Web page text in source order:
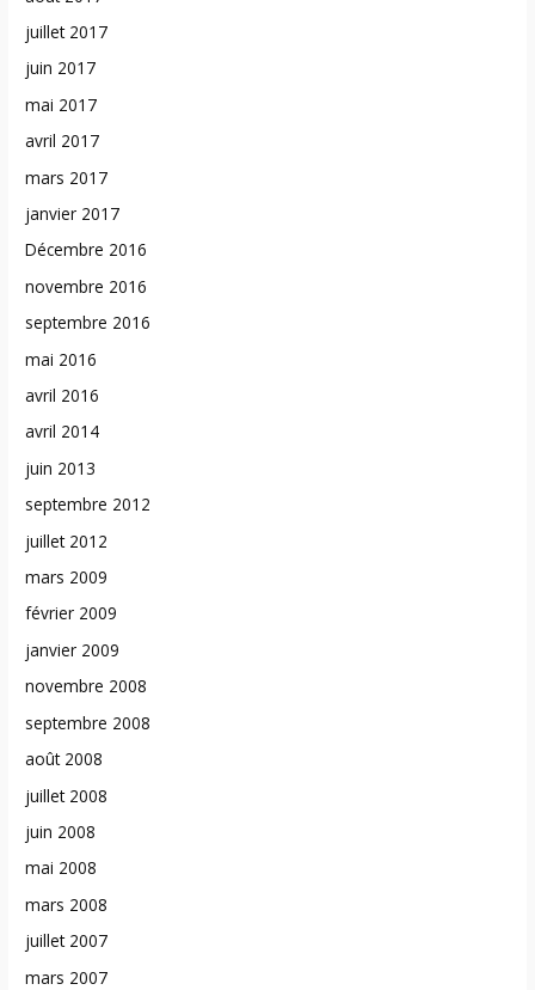
juillet 2017
juin 2017
mai 2017
avril 2017
mars 2017
janvier 2017
Décembre 2016
novembre 2016
septembre 2016
mai 2016
avril 2016
avril 2014
juin 2013
septembre 2012
juillet 2012
mars 2009
février 2009
janvier 2009
novembre 2008
septembre 2008
août 2008
juillet 2008
juin 2008
mai 2008
mars 2008
juillet 2007
mars 2007